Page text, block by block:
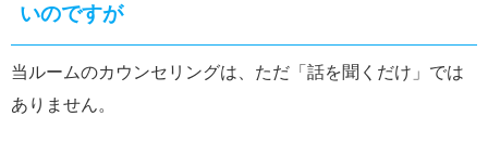
いのですが
当ルームのカウンセリングは、ただ「話を聞くだけ」では
ありません。